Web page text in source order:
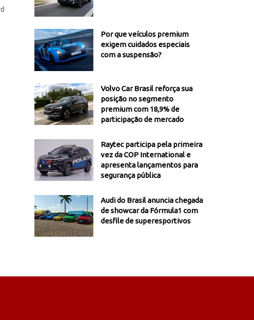
Por que veículos premium
exigem cuidados especiais
com a suspensão?
Volvo Car Brasil reforça sua
posição no segmento
premium com 18,9% de
participação de mercado
Raytec participa pela primeira
vez da COP International e
apresenta lançamentos para
segurança pública
Audi do Brasil anuncia chegada
de showcar da Fórmula1 com
desfile de superesportivos